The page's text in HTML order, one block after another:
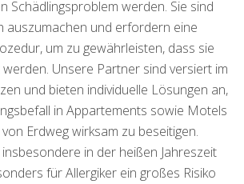
Schädlingsproblem werden. Sie sind
auszumachen und erfordern eine
um zu gewährleisten, dass sie
Unsere Partner sind versiert im
und bieten individuelle Lösungen an,
in Appartements sowie Motels
Erdweg wirksam zu beseitigen.
in der heißen Jahreszeit
für Allergiker ein großes Risiko